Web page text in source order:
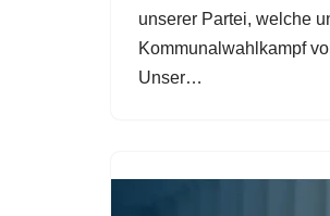
unserer Partei, welche
Kommunalwahlkampf
Unser…